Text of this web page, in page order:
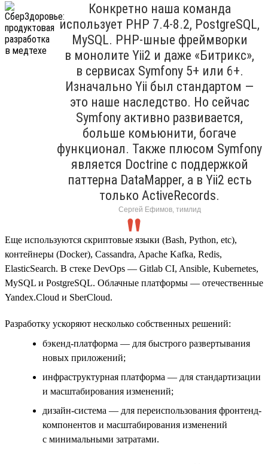
Конкретно наша команда
использует PHP 7.4‑8.2, PostgreSQL,
MySQL. PHP-шные фреймворки
в монолите Yii2 и даже «Битрикс»,
в сервисах Symfony 5+ или 6+.
Изначально Yii был стандартом —
это наше наследство. Но сейчас
Symfony активно развивается,
больше комьюнити, богаче
функционал. Также плюсом Symfony
является Doctrine с поддержкой
паттерна DataMapper, а в Yii2 есть
только ActiveRecords.
Сергей Ефимов, тимлид
Еще используются скриптовые языки (Bash, Python, etc),
контейнеры (Docker), Cassandra, Apache Kafka, Redis,
ElasticSearch. В стеке DevOps — Gitlab CI, Ansible, Kubernetes,
MySQL и PostgreSQL. Облачные платформы — отечественные
Yandex.Cloud и SberCloud.
Разработку ускоряют несколько собственных решений:
бэкенд-платформа — для быстрого развертывания
новых приложений;
инфраструктурная платформа — для стандартизации
и масштабирования изменений;
дизайн-система — для переиспользования фронтенд-
компонентов и масштабирования изменений
с минимальными затратами.